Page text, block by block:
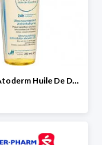
Bioderma Atoderm Huile De Douche - nawilżający olejek do kąpieli i pod prysznic